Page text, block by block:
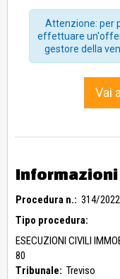
TERRENO:
TERRENO
TERRENO:
TERRENO
TERRENO:
TERRENO:
TERRENO
TERRENO:
TERRENO:
TERRENO
TERRENO:
TERRENO
Attenzione: per
effettuare
gestore della
Vai
Informazioni
Procedura n.: 314/2022
Tipo procedura:
ESECUZIONI CIVILI
80
Tribunale: Treviso